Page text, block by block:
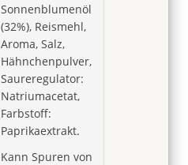
Sonnenblumenöl
(32%), Reismehl,
Aroma, Salz,
Hähnchenpulver,
Saureregulator:
Natriumacetat,
Farbstoff:
Paprikaextrakt.
Kann Spuren von